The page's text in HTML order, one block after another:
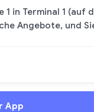
in Terminal 1 (auf
Angebote, und
App